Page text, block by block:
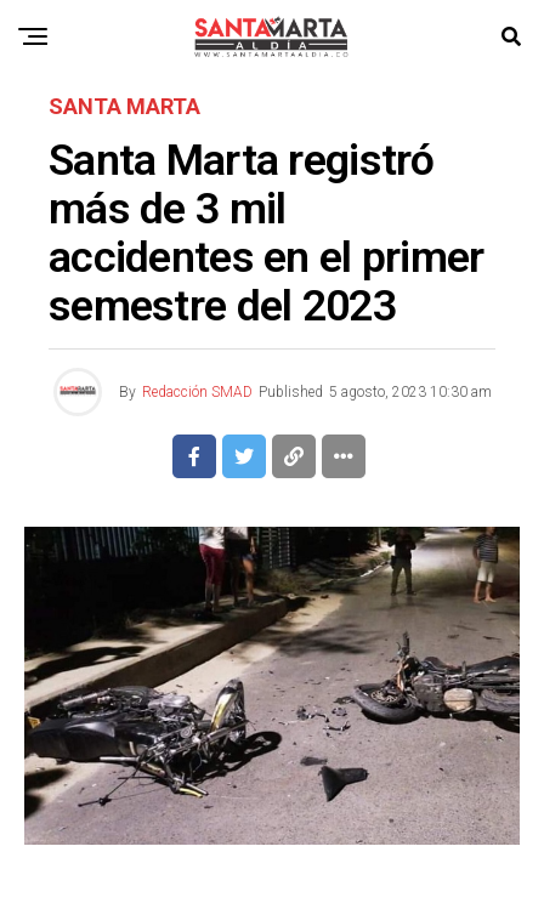
SANTA MARTA
Santa Marta registró
más de 3 mil
accidentes en el primer
semestre del 2023
By Redacción SMAD Published 5 agosto, 2023 10:30 am